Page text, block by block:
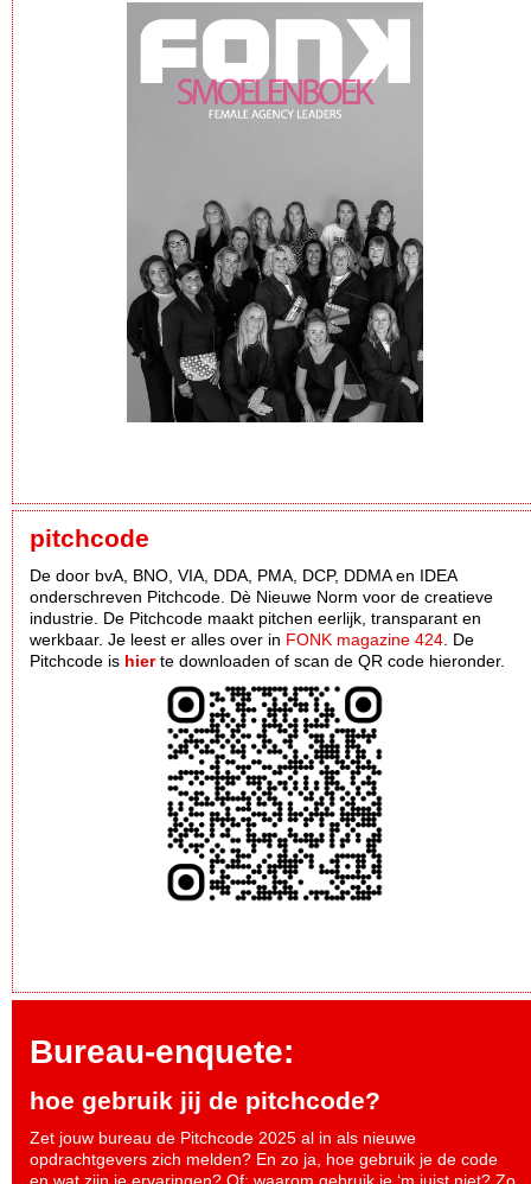
pitchcode
De door bvA, BNO, VIA, DDA, PMA, DCP, DDMA en IDEA
onderschreven Pitchcode. Dè Nieuwe Norm voor de creatieve
industrie. De Pitchcode maakt pitchen eerlijk, transparant en
werkbaar. Je leest er alles over in FONK magazine 424 . De
Pitchcode is hierte downloaden of scan de QR code hieronder.
Bureau-enquete:
hoe gebruik jij de pitchcode?
Zet jouw bureau de Pitchcode 2025 al in als nieuwe
opdrachtgevers zich melden? En zo ja, hoe gebruik je de code
en wat zijn je ervaringen? Of: waarom gebruik je ‘m juist niet? Zo